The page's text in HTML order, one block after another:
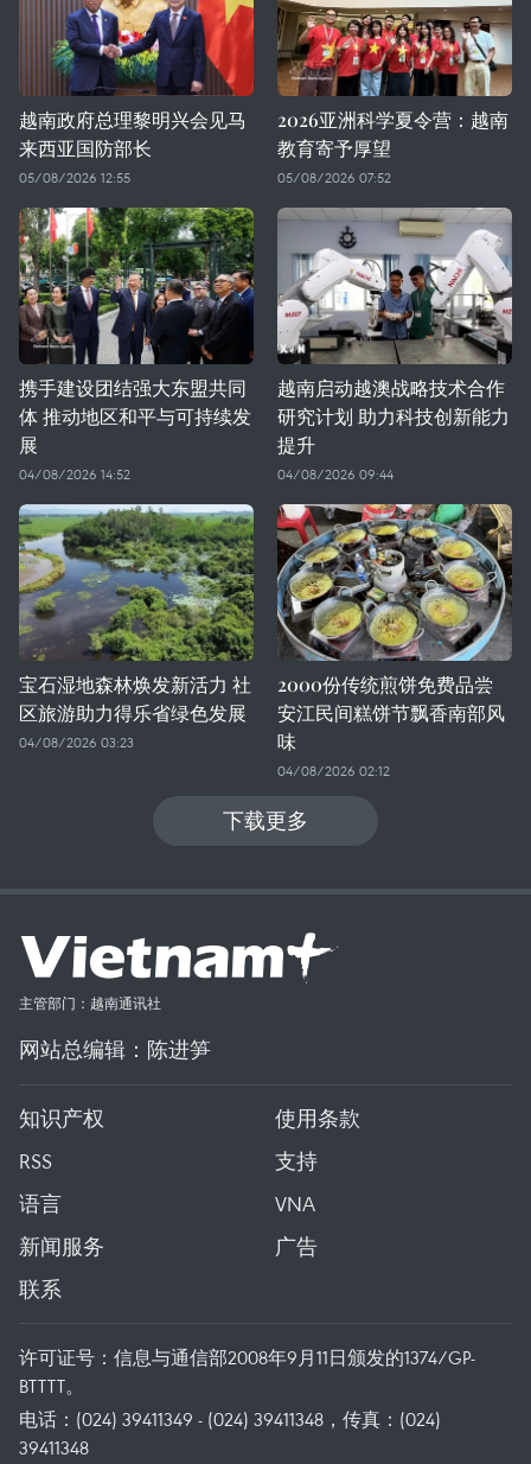
越南政府总理黎明兴会见马
来西亚国防部长
05/08/2026 12:55
2026亚洲科学夏令营：越南
教育寄予厚望
05/08/2026 07:52
携手建设团结强大东盟共同
体 推动地区和平与可持续发
展
04/08/2026 14:52
越南启动越澳战略技术合作
研究计划 助力科技创新能力
提升
04/08/2026 09:44
宝石湿地森林焕发新活力 社
区旅游助力得乐省绿色发展
04/08/2026 03:23
2000份传统煎饼免费品尝
安江民间糕饼节飘香南部风
味
04/08/2026 02:12
下载更多
主管部门：越南通讯社
网站总编辑：陈进笋
知识产权
使用条款
RSS
支持
语言
VNA
新闻服务
广告
联系
许可证号：信息与通信部2008年9月11日颁发的1374/GP-
BTTTT。
电话：(024) 39411349 - (024) 39411348，传真：(024)
39411348